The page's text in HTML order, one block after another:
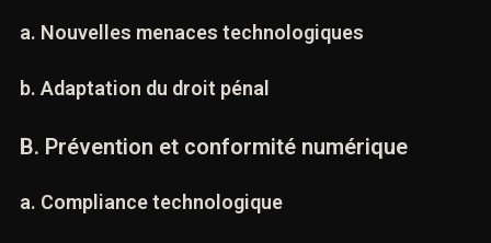
A. Évolution de la criminalité numérique
a. Nouvelles menaces technologiques
b. Adaptation du droit pénal
B. Prévention et conformité numérique